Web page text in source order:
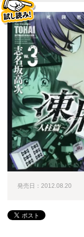
試し読み！
発売日：2012.08.20